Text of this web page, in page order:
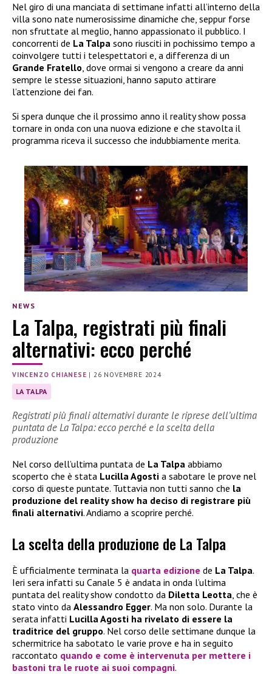
Nel giro di una manciata di settimane infatti all’interno della
villa sono nate numerosissime dinamiche che, seppur forse
non sfruttate al meglio, hanno appassionato il pubblico. I
concorrenti de La Talpa sono riusciti in pochissimo tempo a
coinvolgere tutti i telespettatori e, a differenza di un
Grande Fratello, dove ormai si vengono a creare da anni
sempre le stesse situazioni, hanno saputo attirare
l’attenzione dei fan.
Si spera dunque che il prossimo anno il reality show possa
tornare in onda con una nuova edizione e che stavolta il
programma riceva il successo che indubbiamente merita.
NEWS
La Talpa, registrati più finali
alternativi: ecco perché
VINCENZO CHIANESE | 26 NOVEMBRE 2024
LA TALPA
Registrati più finali alternativi durante le riprese dell’ultima
puntata de La Talpa: ecco perché e la scelta della
produzione
Nel corso dell’ultima puntata de La Talpa abbiamo
scoperto che è stata Lucilla Agosti a sabotare le prove nel
corso di queste puntate. Tuttavia non tutti sanno che la
produzione del reality show ha deciso di registrare più
finali alternativi. Andiamo a scoprire perché.
La scelta della produzione de La Talpa
È ufficialmente terminata la quarta edizione de La Talpa.
Ieri sera infatti su Canale 5 è andata in onda l’ultima
puntata del reality show condotto da Diletta Leotta , che è
stato vinto da Alessandro Egger. Ma non solo. Durante la
serata infatti Lucilla Agosti ha rivelato di essere la
traditrice del gruppo. Nel corso delle settimane dunque la
schermitrice ha sabotato le varie prove e ha in seguito
raccontato quando e come è intervenuta per mettere i
bastoni tra le ruote ai suoi compagni.